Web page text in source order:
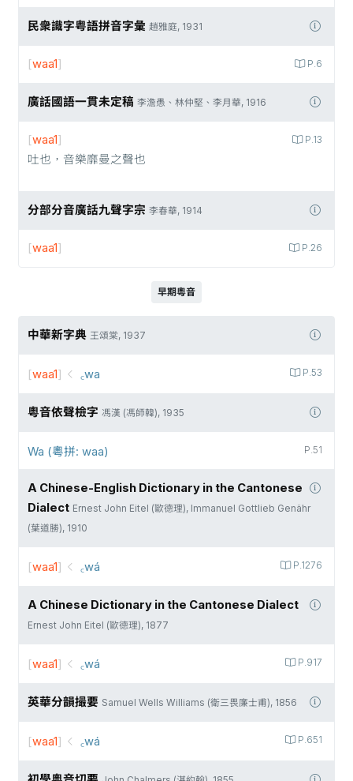
民衆識字粤語拼音字彙 趙雅庭, 1931
P.6
[waa1]
廣話國語一貫未定稿 李澹愚、林仲堅、李月華, 1916
P.13
[waa1]
吐也，音樂靡曼之聲也
分部分音廣話九聲字宗 李春華, 1914
P.26
[waa1]
早期粵音
中華新字典 王頌棠, 1937
P.53
[waa1] ꜀wa
粵音依聲檢字 馮漢 (馮師韓), 1935
P.51
Wa (粵拼: waa)
A Chinese-English Dictionary in the Cantonese
Dialect Ernest John Eitel (歐德理), Immanuel Gottlieb Genähr
(葉道勝), 1910
P.1276
[waa1] ꜀wá
A Chinese Dictionary in the Cantonese Dialect
Ernest John Eitel (歐德理), 1877
P.917
[waa1] ꜀wá
英華分韻撮要 Samuel Wells Williams (衛三畏廉士甫), 1856
P.651
[waa1] ꜀wá